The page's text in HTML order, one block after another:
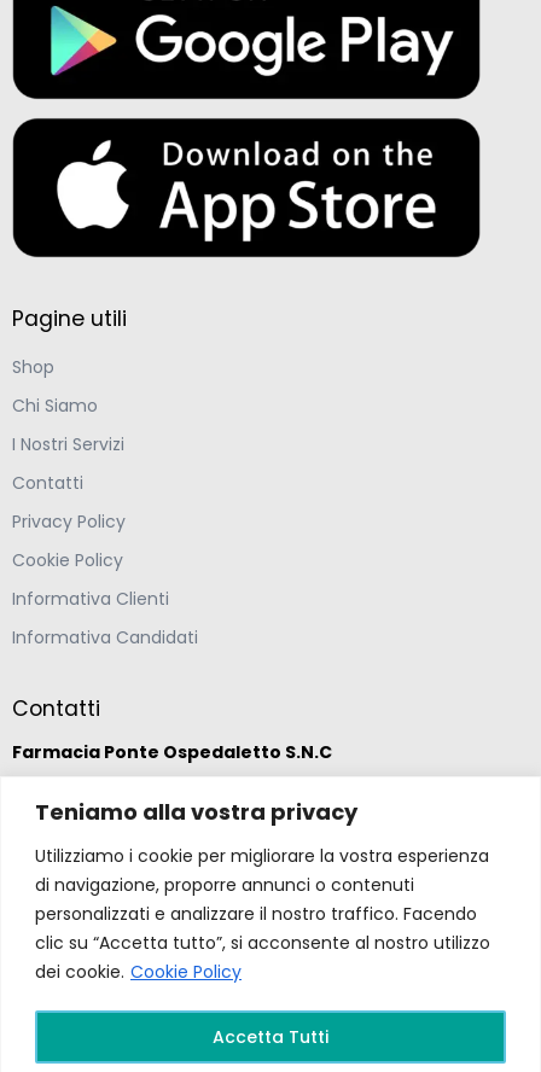
Teniamo alla vostra privacy
Utilizziamo i cookie per migliorare la vostra esperienza
di navigazione, proporre annunci o contenuti
personalizzati e analizzare il nostro traffico. Facendo
clic su “Accetta tutto”, si acconsente al nostro utilizzo
dei cookie. Cookie Policy
Accetta Tutti
Pagine utili
Shop
Chi Siamo
I Nostri Servizi
Contatti
Privacy Policy
Cookie Policy
Informativa Clienti
Informativa Candidati
Contatti
Farmacia Ponte Ospedaletto S.N.C
Via della Solidarietà 2,
47020 Longiano, Forlì-Cesena
(39) 0547 57265
farmacia@ponteospedaletto.it
Farmacia Ponte Ospedaletto 2026. Tutti diritti